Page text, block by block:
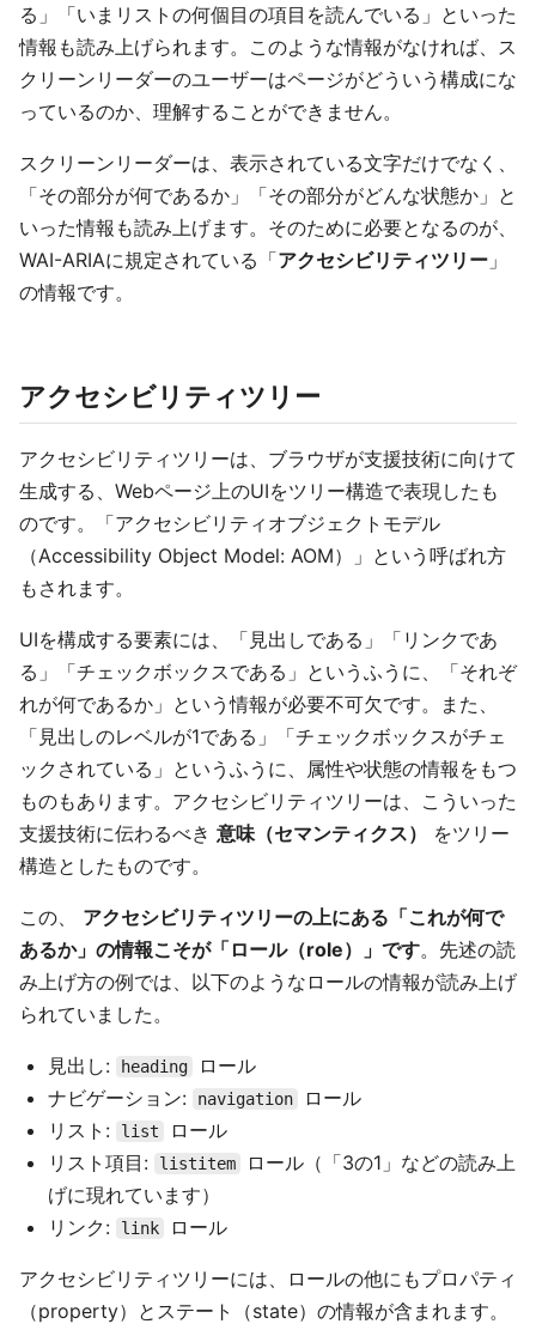
る」「いまリストの何個目の項目を読んでいる」といった
情報も読み上げられます。このような情報がなければ、ス
クリーンリーダーのユーザーはページがどういう構成にな
っているのか、理解することができません。
スクリーンリーダーは、表示されている文字だけでなく、
「その部分が何であるか」「その部分がどんな状態か」と
いった情報も読み上げます。そのために必要となるのが、
WAI-ARIAに規定されている「アクセシビリティツリー 」
の情報です。
アクセシビリティツリー
アクセシビリティツリーは、ブラウザが支援技術に向けて
生成する、Webページ上のUIをツリー構造で表現したも
のです。「アクセシビリティオブジェクトモデル
（Accessibility Object Model: AOM）」という呼ばれ方
もされます。
UIを構成する要素には、「見出しである」「リンクであ
る」「チェックボックスである」というふうに、「それぞ
れが何であるか」という情報が必要不可欠です。また、
「見出しのレベルが1である」「チェックボックスがチェ
ックされている」というふうに、属性や状態の情報をもつ
ものもあります。アクセシビリティツリーは、こういった
支援技術に伝わるべき 意味（セマンティクス）
をツリー
構造としたものです。
この、 アクセシビリティツリーの上にある「これが何で
あるか」の情報こそが「ロール（role）」です。先述の読
み上げ方の例では、以下のようなロールの情報が読み上げ
られていました。
見出し: heading
ロール
ナビゲーション:
navigation
ロール
リスト:
list
ロール
リスト項目:
listitem
ロール（「3の1」などの読み上
げに現れています）
リンク:
link ロール
アクセシビリティツリーには、ロールの他にもプロパティ
（property）とステート（state）の情報が含まれます。